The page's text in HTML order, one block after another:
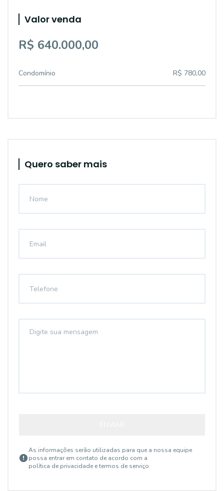
Valor venda
R$ 640.000,00
Condomínio R$ 780,00
Quero saber mais
As informações serão utilizadas para que a nossa equipe
possa entrar em contato de acordo com a
política de privacidade e termos de serviço